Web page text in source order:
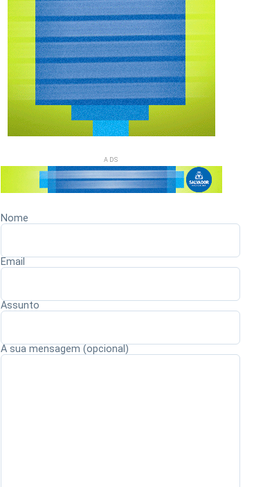
ADS
Nome
Email
Assunto
A sua mensagem (opcional)